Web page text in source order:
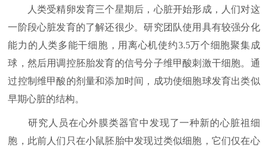
人类受精卵发育三个星期后，心脏开始形成，人们对这
一阶段心脏发育的了解还很少。研究团队使用具有较强分化
能力的人类多能干细胞，用离心机使约3.5万个细胞聚集成
球，然后用调控胚胎发育的信号分子维甲酸刺激干细胞。通
过控制维甲酸的剂量和添加时间，成功使细胞球发育出类似
早期心脏的结构。
研究人员在心外膜类器官中发现了一种新的心脏祖细
胞，此前人们只在小鼠胚胎中发现过类似细胞，它们仅在心